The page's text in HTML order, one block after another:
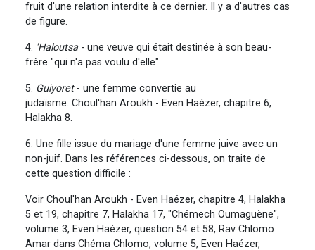
fruit d'une relation interdite à ce dernier. Il y a d'autres cas
de figure.
4. 'Haloutsa- une veuve qui était destinée à son beau-
frère "qui n'a pas voulu d'elle".
5. Guiyoret- une femme convertie au
judaïsme. Choul'han Aroukh - Even Haézer, chapitre 6,
Halakha 8.
6. Une fille issue du mariage d'une femme juive avec un
non-juif. Dans les références ci-dessous, on traite de
cette question difficile :
Voir Choul'han Aroukh - Even Haézer, chapitre 4, Halakha
5 et 19, chapitre 7, Halakha 17, "Chémech Oumaguène",
volume 3, Even Haézer, question 54 et 58, Rav Chlomo
Amar dans Chéma Chlomo, volume 5, Even Haézer,